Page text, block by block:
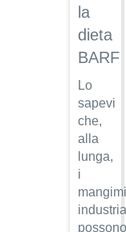
la
dieta
BARF
Lo
sapevi
che,
alla
lunga,
i
mangimi
possono